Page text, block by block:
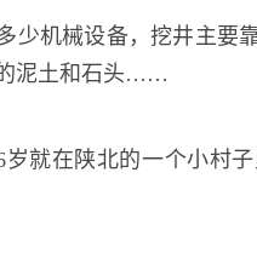
少机械设备，挖井主要
泥土和石头……
岁就在陕北的一个小村